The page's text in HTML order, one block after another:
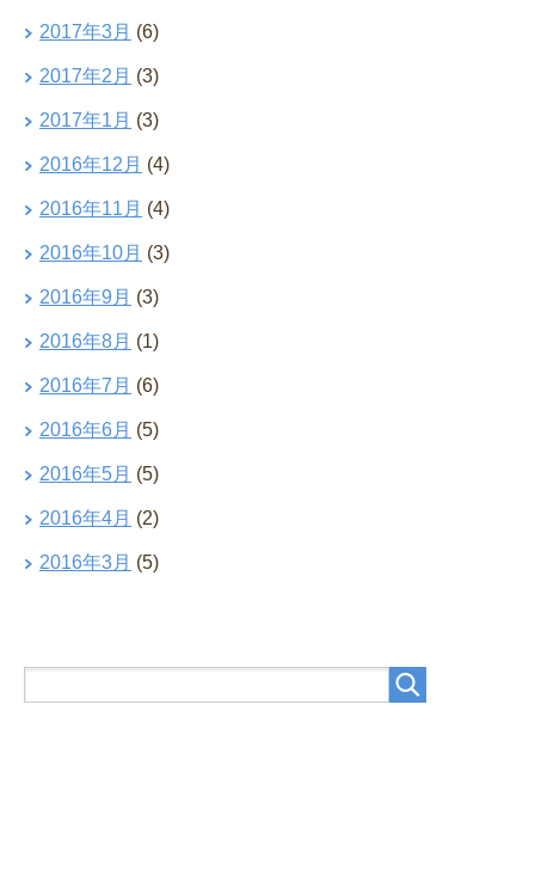
2017年3月 (6)
2017年2月 (3)
2017年1月 (3)
2016年12月 (4)
2016年11月 (4)
2016年10月 (3)
2016年9月 (3)
2016年8月 (1)
2016年7月 (6)
2016年6月 (5)
2016年5月 (5)
2016年4月 (2)
2016年3月 (5)